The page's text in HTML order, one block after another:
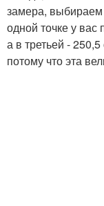
замера,
одной точке у вас
а в третьей -
потому что эта